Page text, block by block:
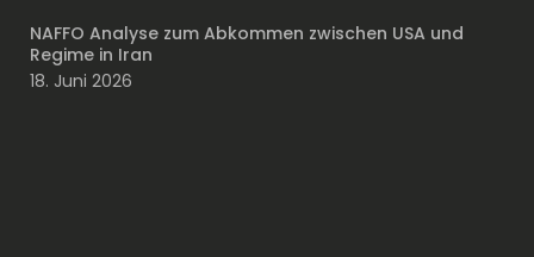
NAFFO Analyse zum Abkommen zwischen USA und
Regime in Iran
18. Juni 2026